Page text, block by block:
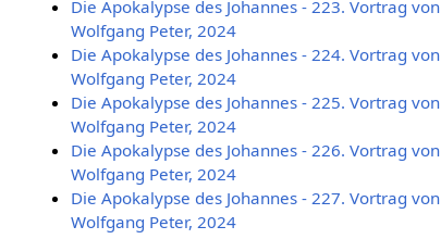
Die Apokalypse des Johannes - 223. Vortrag von
Wolfgang Peter, 2024
Die Apokalypse des Johannes - 224. Vortrag von
Wolfgang Peter, 2024
Die Apokalypse des Johannes - 225. Vortrag von
Wolfgang Peter, 2024
Die Apokalypse des Johannes - 226. Vortrag von
Wolfgang Peter, 2024
Die Apokalypse des Johannes - 227. Vortrag von
Wolfgang Peter, 2024